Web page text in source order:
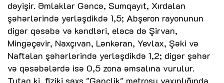
dəyişir. Əmlaklar Gəncə, Sumqayıt, Xırdalan
şəhərlərində yerləşdikdə 1,5; Abşeron rayonunun
digər qəsəbə və kəndləri, eləcə də Şirvan,
Mingəçevir, Naxçıvan, Lənkəran, Yevlax, Şəki və
Naftalan şəhərlərində yerləşdikdə 1,2; digər şəhər
və qəsəbələrdə isə 0,5 zona əmsalına vurulur.
Tutaq ki, fiziki şəxs "Gənclik" metrosu yaxınlığında